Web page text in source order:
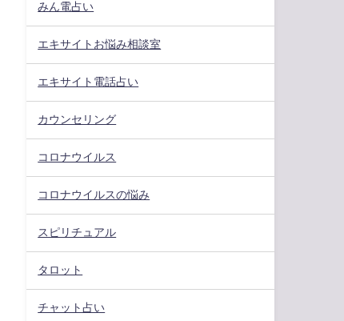
みん電占い
エキサイトお悩み相談室
エキサイト電話占い
カウンセリング
コロナウイルス
コロナウイルスの悩み
スピリチュアル
タロット
チャット占い